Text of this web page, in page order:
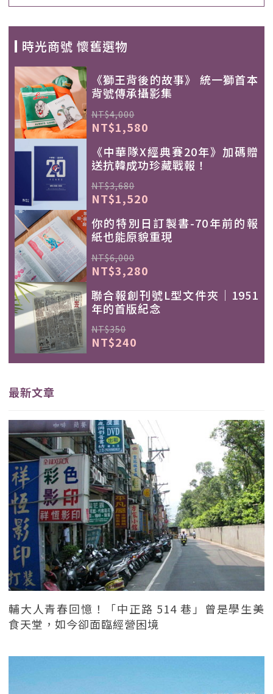
時光商號 懷舊選物
《獅王背後的故事》 統一獅首本
背號傳承攝影集
NT$4,000
NT$1,580
《中華隊X經典賽20年》加碼贈
送抗韓成功珍藏戰報！
NT$3,680
NT$1,520
你的特別日訂製書-70年前的報
紙也能原貌重現
NT$6,000
NT$3,280
聯合報創刊號L型文件夾｜1951
年的首版紀念
NT$350
NT$240
最新文章
輔大人青春回憶！「中正路 514 巷」曾是學生美
食天堂，如今卻面臨經營困境